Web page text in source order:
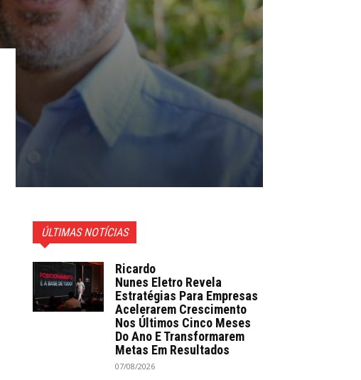
ÚLTIMAS NOTÍCIAS
Ricardo
Nunes Eletro Revela
Estratégias Para Empresas
Acelerarem Crescimento
Nos Últimos Cinco Meses
Do Ano E Transformarem
Metas Em Resultados
07/08/2026